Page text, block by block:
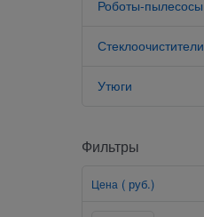
Роботы-пылесосы
Стеклоочистители
Утюги
Фильтры
Цена ( руб.)